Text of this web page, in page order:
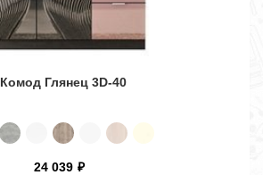
Комод Глянец 3D-40
24 039 ₽